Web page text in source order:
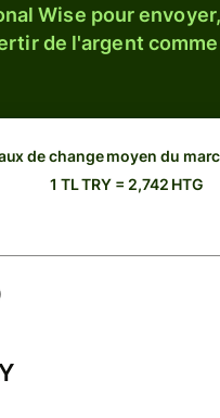
Wise pour
de l'argent
de change moyen du
1 TL TRY = 2,742 HTG